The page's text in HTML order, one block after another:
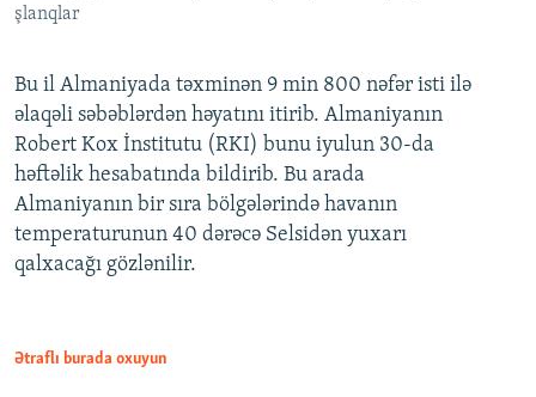
şlanqlar
Bu il Almaniyada təxminən 9 min 800 nəfər isti ilə
əlaqəli səbəblərdən həyatını itirib. Almaniyanın
Robert Kox İnstitutu (RKI) bunu iyulun 30-da
həftəlik hesabatında bildirib. Bu arada
Almaniyanın bir sıra bölgələrində havanın
temperaturunun 40 dərəcə Selsidən yuxarı
qalxacağı gözlənilir.
Ətraflı burada oxuyun